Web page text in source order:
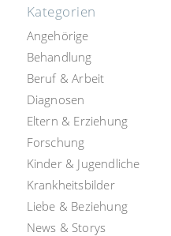
Kategorien
Angehörige
Behandlung
Beruf & Arbeit
Diagnosen
Eltern & Erziehung
Forschung
Kinder & Jugendliche
Krankheitsbilder
Liebe & Beziehung
News & Storys